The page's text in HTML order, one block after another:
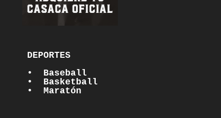
DEPORTES
•  Baseball
•  Basketball
•  Maratón